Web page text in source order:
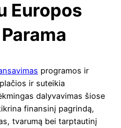
Europos
programos ir
ir suteikia
dalyvavimas šiose
finansinį pagrindą,
tvarumą bei tarptautinį